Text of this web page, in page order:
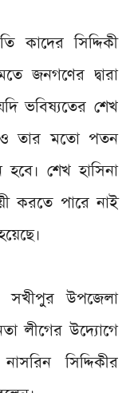
কাদের সিদ্দিকী
জনগণের দ্বারা
ভবিষ্যতের শেখ
তার মতো পতন
শেখ হাসিনা
করতে পারে নাই
সখীপুর উপজেলা
লীগের উদ্যোগে
সিদ্দিকীর